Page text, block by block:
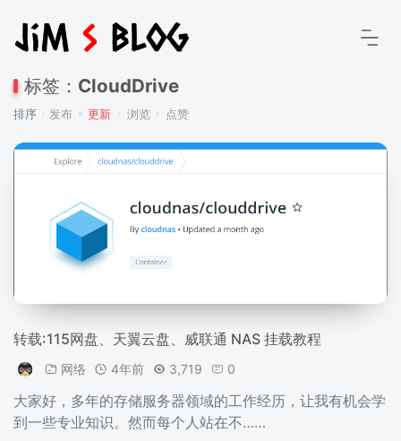
标签： CloudDrive
排序 发布 更新 浏览 点赞
转载:115网盘、天翼云盘、威联通 NAS 挂载教程
网络 4年前 3,719 0
大家好，多年的存储服务器领域的工作经历，让我有机会学
到一些专业知识。然而每个人站在不……